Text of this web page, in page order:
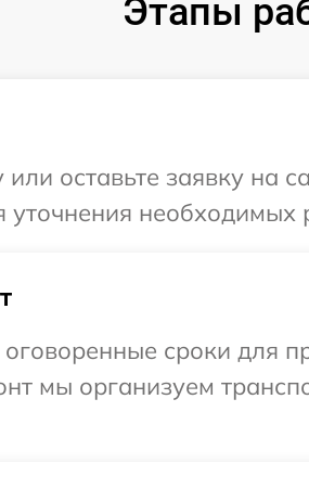
Этапы
оставьте заявку на
необходимых
сроки для
мы организуем